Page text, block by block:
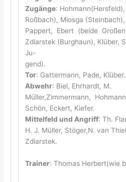
Zugänge:
Roßbach), Miosga (Steinbach),
Pappert, Ebert (beide
Zdiarstek (Burghaun), Klüber,
Ju-
gend).
Tor: Gattermann, Pade, Klüber.
Abwehr: Biel, Ehrhardt, M.
Müller,Zimmermann,
Schön, Eckert, Kiefer.
Mittelfeld und Angriff: Th.
H. J. Müller, Stöger,N. van
Zdiarstek.
Trainer: Thomas Herbert(wie